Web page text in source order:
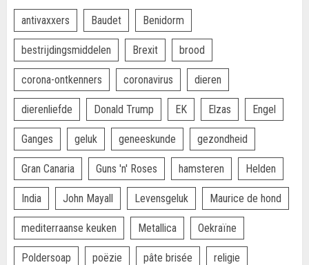
antivaxxers Baudet Benidorm
bestrijdingsmiddelen Brexit brood
corona-ontkenners coronavirus dieren
dierenliefde Donald Trump EK Elzas Engel
Ganges geluk geneeskunde gezondheid
Gran Canaria Guns 'n' Roses hamsteren Helden
India John Mayall Levensgeluk Maurice de hond
mediterraanse keuken Metallica Oekraïne
Poldersoap poëzie pâte brisée religie